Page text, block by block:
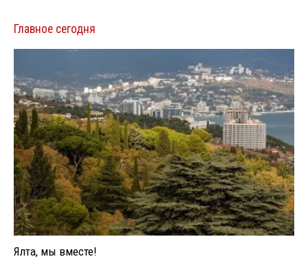
Главное сегодня
Ялта, мы вместе!